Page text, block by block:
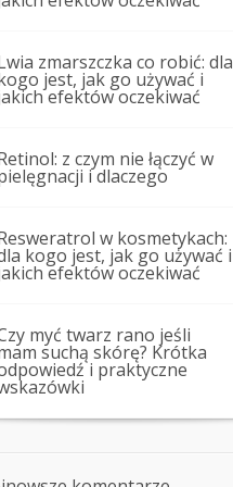
zmarszczka co robić: dla
jest, jak go używać i
efektów oczekiwać
z czym nie łączyć w
i dlaczego
w kosmetykach:
kogo jest, jak go używać i
efektów oczekiwać
myć twarz rano jeśli
suchą skórę? Krótka
i praktyczne